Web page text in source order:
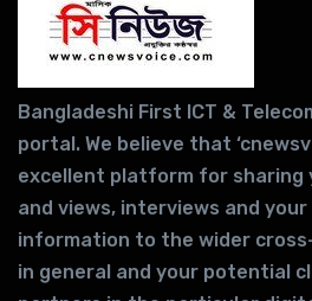
Bangladeshi First ICT &
portal. We believe that
excellent platform for sharing
and views, interviews and
information to the wider
in general and your potential